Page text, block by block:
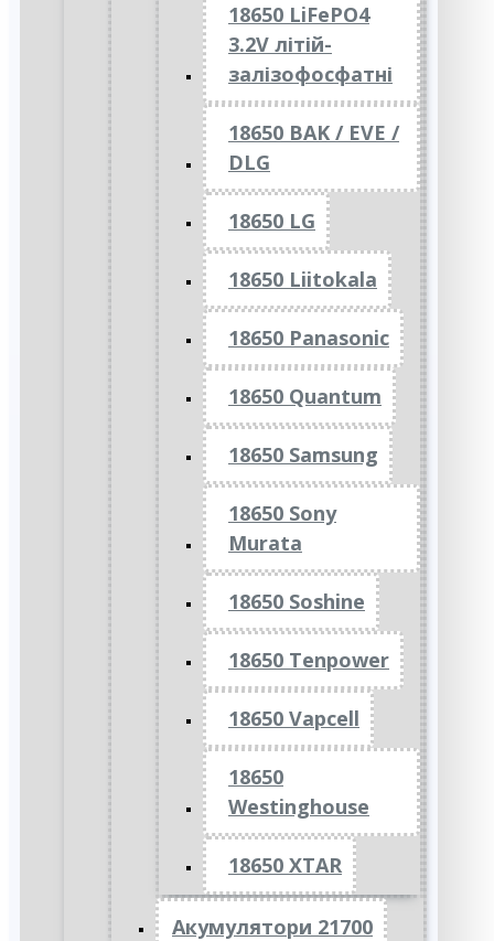
18650 LiFePO4
3.2V літій-
залізофосфатні
18650 BAK / EVE /
DLG
18650 LG
18650 Liitokala
18650 Panasonic
18650 Quantum
18650 Samsung
18650 Sony
Murata
18650 Soshine
18650 Tenpower
18650 Vapcell
18650
Westinghouse
18650 XTAR
Акумулятори 21700